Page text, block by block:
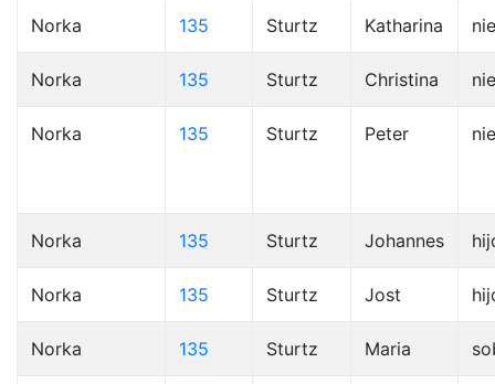
Norka 135 Sturtz Katharina
Norka 135 Sturtz Christina
Norka 135 Sturtz Peter
Norka 135 Sturtz Johannes
Norka 135 Sturtz Jost
Norka 135 Sturtz Maria